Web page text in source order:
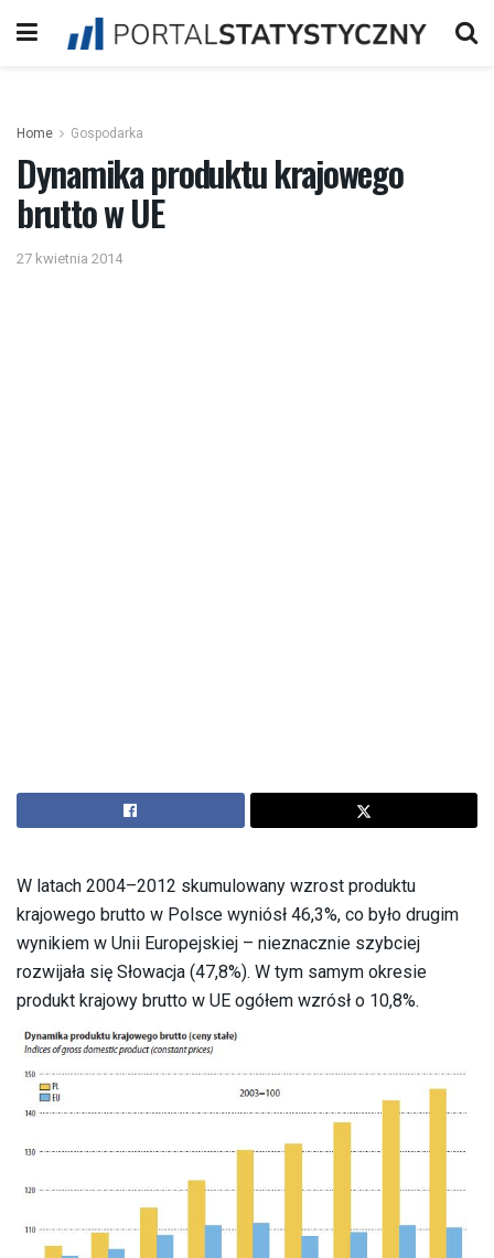
Home Gospodarka
Dynamika produktu krajowego
brutto w UE
27 kwietnia 2014
W latach 2004–2012 skumulowany wzrost produktu
krajowego brutto w Polsce wyniósł 46,3%, co było drugim
wynikiem w Unii Europejskiej – nieznacznie szybciej
rozwijała się Słowacja (47,8%). W tym samym okresie
produkt krajowy brutto w UE ogółem wzrósł o 10,8%.